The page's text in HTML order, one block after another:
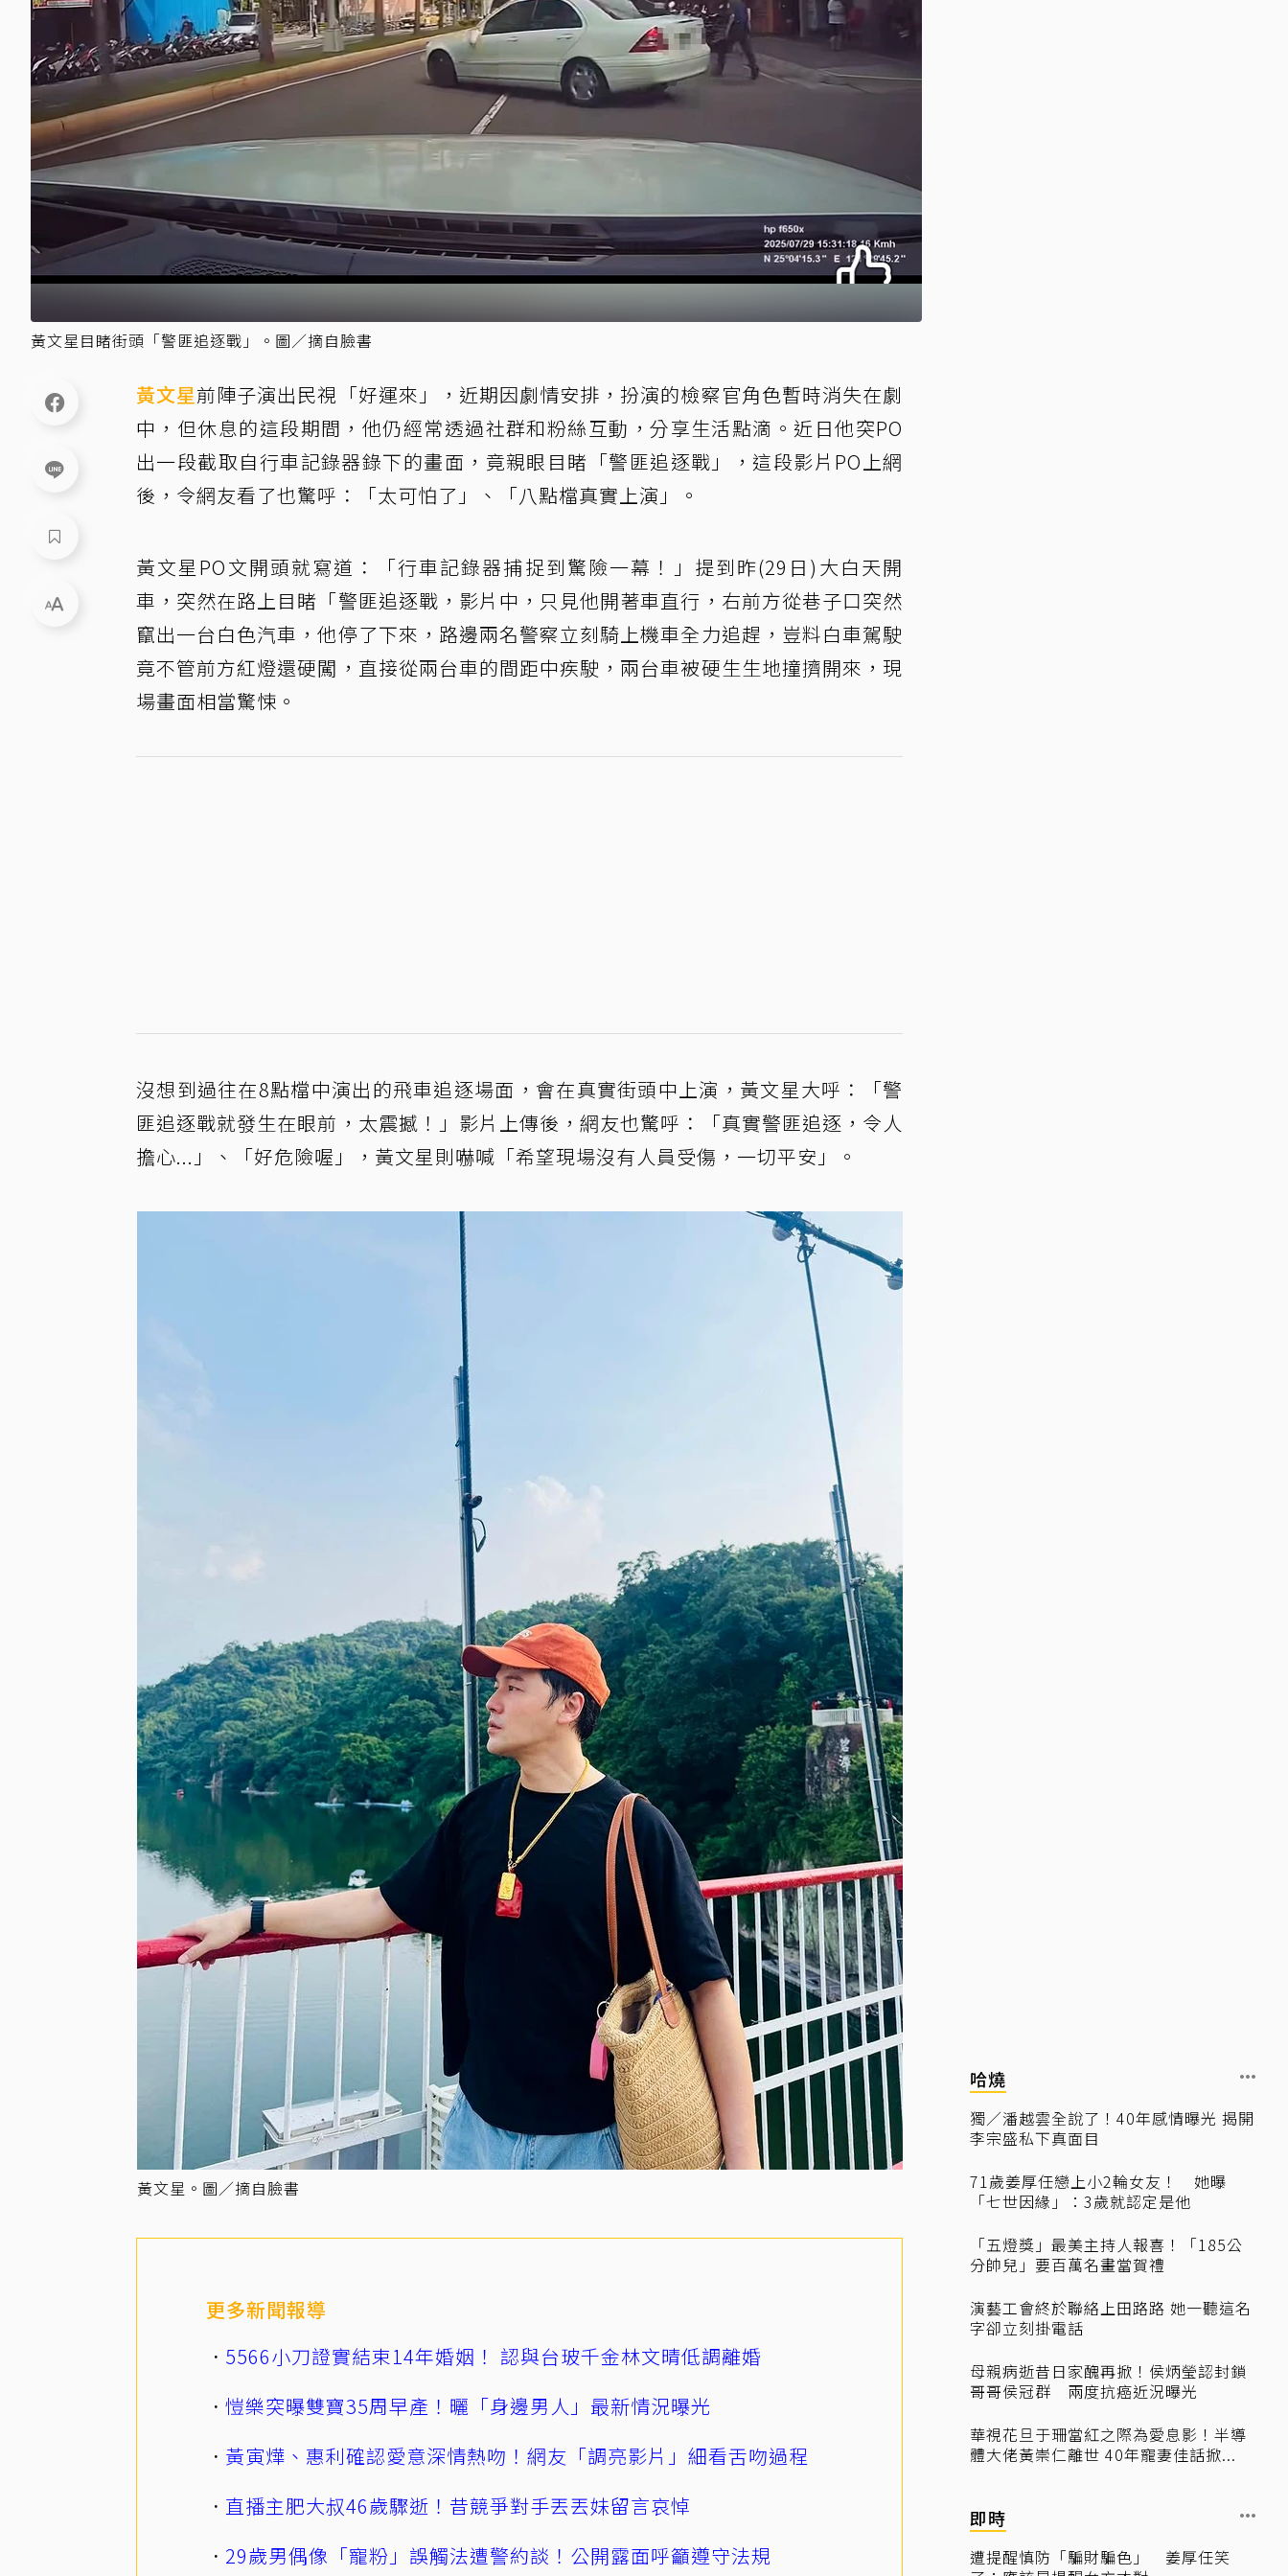
黃文星目睹街頭「警匪追逐戰」。圖／摘自臉書
黃文星前陣子演出民視「好運來」，近期因劇情安排，扮演的檢察官角色暫時消失在劇
中，但休息的這段期間，他仍經常透過社群和粉絲互動，分享生活點滴。近日他突PO
出一段截取自行車記錄器錄下的畫面，竟親眼目睹「警匪追逐戰」，這段影片PO上網
後，令網友看了也驚呼：「太可怕了」、「八點檔真實上演」。
黃文星PO文開頭就寫道：「行車記錄器捕捉到驚險一幕！」提到昨(29日)大白天開
車，突然在路上目睹「警匪追逐戰，影片中，只見他開著車直行，右前方從巷子口突然
竄出一台白色汽車，他停了下來，路邊兩名警察立刻騎上機車全力追趕，豈料白車駕駛
竟不管前方紅燈還硬闖，直接從兩台車的間距中疾駛，兩台車被硬生生地撞擠開來，現
場畫面相當驚悚。
沒想到過往在8點檔中演出的飛車追逐場面，會在真實街頭中上演，黃文星大呼：「警
匪追逐戰就發生在眼前，太震撼！」影片上傳後，網友也驚呼：「真實警匪追逐，令人
擔心...」、「好危險喔」，黃文星則嚇喊「希望現場沒有人員受傷，一切平安」。
黃文星。圖／摘自臉書
更多新聞報導
5566小刀證實結束14年婚姻！ 認與台玻千金林文晴低調離婚
愷樂突曝雙寶35周早產！曬「身邊男人」最新情況曝光
黃寅燁、惠利確認愛意深情熱吻！網友「調亮影片」細看舌吻過程
直播主肥大叔46歲驟逝！昔競爭對手丟丟妹留言哀悼
29歲男偶像「寵粉」誤觸法遭警約談！公開露面呼籲遵守法規
哈燒
獨／潘越雲全說了！40年感情曝光 揭開
李宗盛私下真面目
71歲姜厚任戀上小2輪女友！ 她曝
「七世因緣」：3歲就認定是他
「五燈獎」最美主持人報喜！「185公
分帥兒」要百萬名畫當賀禮
演藝工會終於聯絡上田路路 她一聽這名
字卻立刻掛電話
母親病逝昔日家醜再掀！侯炳瑩認封鎖
哥哥侯冠群 兩度抗癌近況曝光
華視花旦于珊當紅之際為愛息影！半導
體大佬黃崇仁離世 40年寵妻佳話掀...
即時
遭提醒慎防「騙財騙色」 姜厚任笑